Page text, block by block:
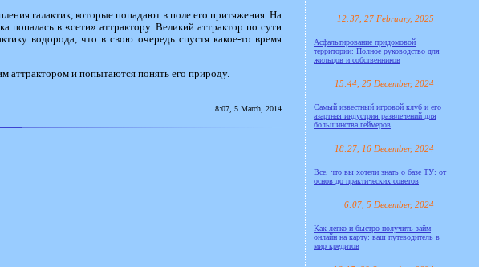
галактик, которые попадают в поле его притяжения. На
попалась в «сети» аттрактору. Великий аттрактор по сути
водорода, что в свою очередь спустя какое-то время
аттрактором и попытаются понять его природу.
8:07, 5 March, 2014
12:37, 27 February, 2025
Асфальтирование придомовой
территории: Полное руководство для
жильцов и собственников
15:44, 25 December, 2024
Самый известный игровой клуб и его
азартная индустрия развлечений для
большинства геймеров
18:27, 16 December, 2024
Все, что вы хотели знать о базе ТУ: от
основ до практических советов
6:07, 5 December, 2024
Как легко и быстро получить займ
онлайн на карту: ваш путеводитель в
мир кредитов